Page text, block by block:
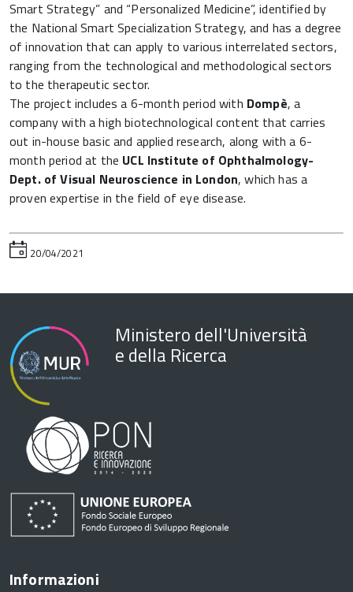
Smart Strategy” and “Personalized Medicine”, identified by
the National Smart Specialization Strategy, and has a degree
of innovation that can apply to various interrelated sectors,
ranging from the technological and methodological sectors
to the therapeutic sector.
The project includes a 6-month period with Dompè, a
company with a high biotechnological content that carries
out in-house basic and applied research, along with a 6-
month period at the UCL Institute of Ophthalmology-
Dept. of Visual Neuroscience in London, which has a
proven expertise in the field of eye disease.
20/04/2021
Ministero dell'Università
e della Ricerca
Informazioni